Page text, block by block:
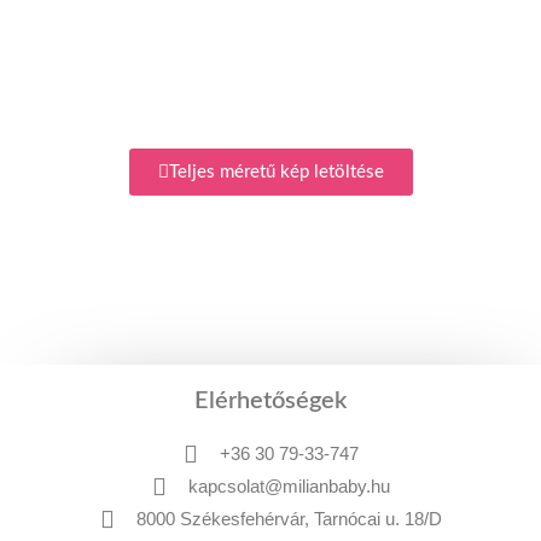
Teljes méretű kép letöltése
Elérhetőségek
+36 30 79-33-747
kapcsolat@milianbaby.hu
8000 Székesfehérvár, Tarnócai u. 18/D